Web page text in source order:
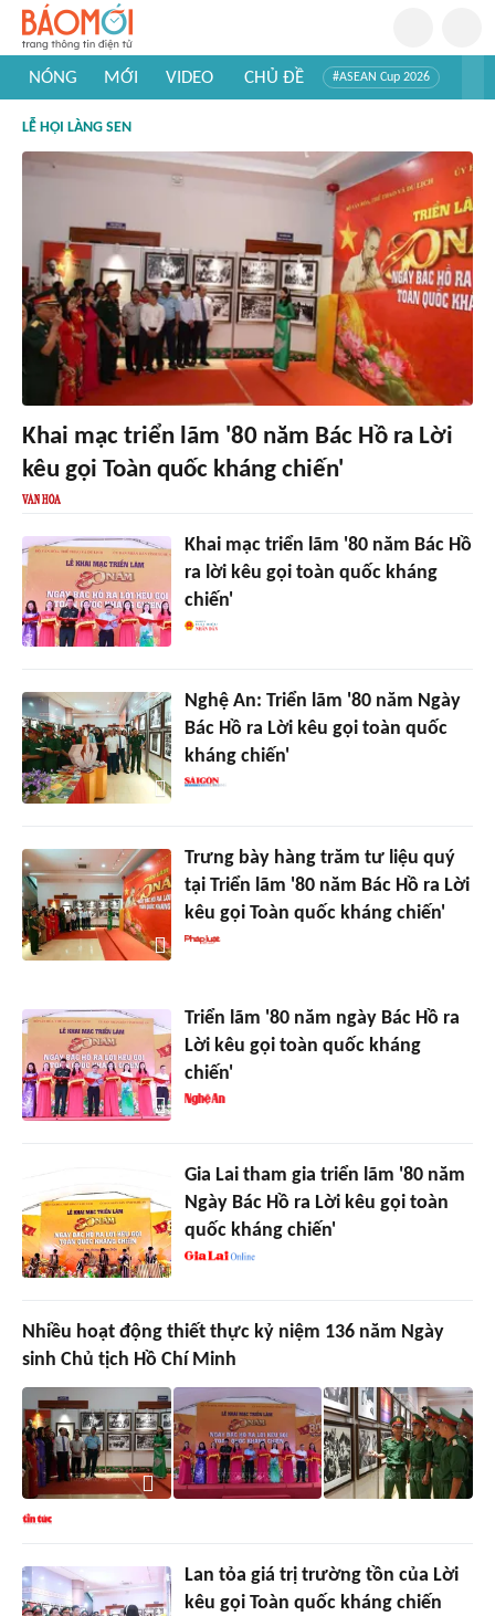
NÓNG MỚI VIDEO CHỦ ĐỀ #ASEAN Cup 2026
#Khám phá thế giới
LỄ HỘI LÀNG SEN
Khai mạc triển lãm '80 năm Bác Hồ ra Lời
kêu gọi Toàn quốc kháng chiến'
Khai mạc triển lãm '80 năm Bác Hồ
ra lời kêu gọi toàn quốc kháng
chiến'
Nghệ An: Triển lãm '80 năm Ngày
Bác Hồ ra Lời kêu gọi toàn quốc
kháng chiến'
Trưng bày hàng trăm tư liệu quý
tại Triển lãm '80 năm Bác Hồ ra Lời
kêu gọi Toàn quốc kháng chiến'
Triển lãm '80 năm ngày Bác Hồ ra
Lời kêu gọi toàn quốc kháng
chiến'
Gia Lai tham gia triển lãm '80 năm
Ngày Bác Hồ ra Lời kêu gọi toàn
quốc kháng chiến'
Nhiều hoạt động thiết thực kỷ niệm 136 năm Ngày
sinh Chủ tịch Hồ Chí Minh
Lan tỏa giá trị trường tồn của Lời
kêu gọi Toàn quốc kháng chiến